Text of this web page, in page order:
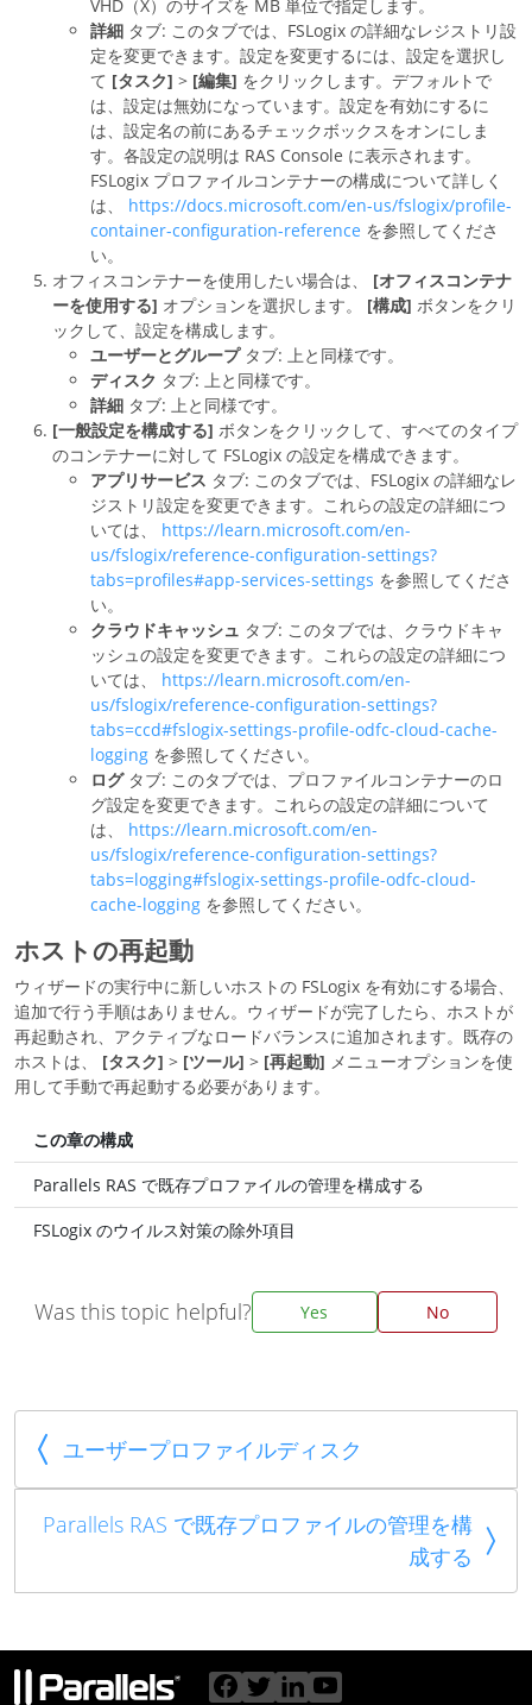
VHD（X）のサイズを MB 単位で指定します。
詳細 タブ: このタブでは、FSLogix の詳細なレジストリ設
定を変更できます。設定を変更するには、設定を選択し
て [タスク] > [編集] をクリックします。デフォルトで
は、設定は無効になっています。設定を有効にするに
は、設定名の前にあるチェックボックスをオンにしま
す。各設定の説明は RAS Console に表示されます。
FSLogix プロファイルコンテナーの構成について詳しく
は、 https://docs.microsoft.com/en-us/fslogix/profile-
container-configuration-reference を参照してくださ
い。
オフィスコンテナーを使用したい場合は、 [オフィスコンテナ
ーを使用する] オプションを選択します。 [構成] ボタンをクリ
ックして、設定を構成します。
ユーザーとグループ タブ: 上と同様です。
ディスク タブ: 上と同様です。
詳細 タブ: 上と同様です。
[一般設定を構成する] ボタンをクリックして、すべてのタイプ
のコンテナーに対して FSLogix の設定を構成できます。
アプリサービス タブ: このタブでは、FSLogix の詳細なレ
ジストリ設定を変更できます。これらの設定の詳細につ
いては、 https://learn.microsoft.com/en-
us/fslogix/reference-configuration-settings?
tabs=profiles#app-services-settings を参照してくださ
い。
クラウドキャッシュ タブ: このタブでは、クラウドキャ
ッシュの設定を変更できます。これらの設定の詳細につ
いては、 https://learn.microsoft.com/en-
us/fslogix/reference-configuration-settings?
tabs=ccd#fslogix-settings-profile-odfc-cloud-cache-
logging を参照してください。
ログ タブ: このタブでは、プロファイルコンテナーのロ
グ設定を変更できます。これらの設定の詳細について
は、 https://learn.microsoft.com/en-
us/fslogix/reference-configuration-settings?
tabs=logging#fslogix-settings-profile-odfc-cloud-
cache-logging を参照してください。
ホストの再起動
ウィザードの実行中に新しいホストの FSLogix を有効にする場合、
追加で行う手順はありません。ウィザードが完了したら、ホストが
再起動され、アクティブなロードバランスに追加されます。既存の
ホストは、 [タスク] > [ツール] > [再起動] メニューオプションを使
用して手動で再起動する必要があります。
この章の構成
Parallels RAS で既存プロファイルの管理を構成する
FSLogix のウイルス対策の除外項目
Was this topic helpful? Yes No
ユーザープロファイルディスク
Parallels RAS で既存プロファイルの管理を構
成する